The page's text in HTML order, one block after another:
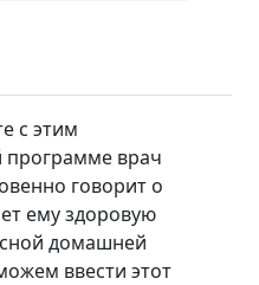
с этим
программе врач
говорит о
ему здоровую
домашней
ввести этот